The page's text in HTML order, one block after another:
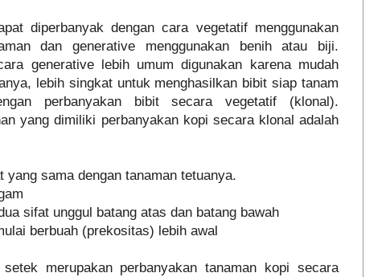
diperbanyak dengan cara vegetatif menggunakan
dan generative menggunakan benih atau biji.
generative lebih umum digunakan karena mudah
lebih singkat untuk menghasilkan bibit siap tanam
perbanyakan bibit secara vegetatif (klonal).
yang dimiliki perbanyakan kopi secara klonal adalah
yang sama dengan tanaman tetuanya.
sifat unggul batang atas dan batang bawah
berbuah (prekositas) lebih awal
setek merupakan perbanyakan tanaman kopi secara